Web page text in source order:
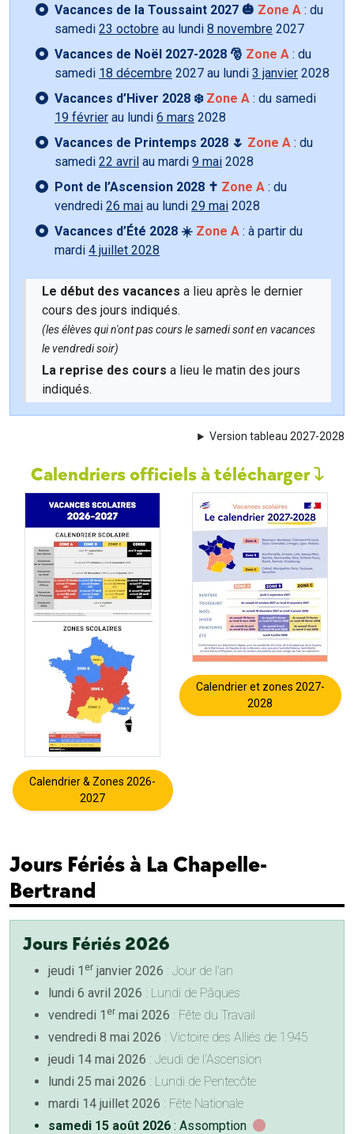
Vacances de la Toussaint 2027 🎃 Zone A : du
samedi 23 octobre au lundi 8 novembre 2027
Vacances de Noël 2027-2028 🎅 Zone A : du
samedi 18 décembre 2027 au lundi 3 janvier 2028
Vacances d’Hiver 2028 ❄️ Zone A : du samedi
19 février au lundi 6 mars 2028
Vacances de Printemps 2028 🌷 Zone A : du
samedi 22 avril au mardi 9 mai 2028
Pont de l’Ascension 2028 ✝️ Zone A : du
vendredi 26 mai au lundi 29 mai 2028
Vacances d’Été 2028 ☀️ Zone A : à partir du
mardi 4 juillet 2028
Le début des vacances a lieu après le dernier
cours des jours indiqués.
(les élèves qui n'ont pas cours le samedi sont en vacances
le vendredi soir)
La reprise des cours a lieu le matin des jours
indiqués.
Version tableau 2027-2028
Calendriers officiels à télécharger
Calendrier & Zones 2026-
2027
Calendrier et zones 2027-
2028
Jours Fériés à La Chapelle-
Bertrand
Jours Fériés 2026
jeudi 1 er janvier 2026 : Jour de l'an
lundi 6 avril 2026 : Lundi de Pâques
vendredi 1 er mai 2026 : Fête du Travail
vendredi 8 mai 2026 : Victoire des Alliés de 1945
jeudi 14 mai 2026 : Jeudi de l'Ascension
lundi 25 mai 2026 : Lundi de Pentecôte
mardi 14 juillet 2026 : Fête Nationale
samedi 15 août 2026 : Assomption